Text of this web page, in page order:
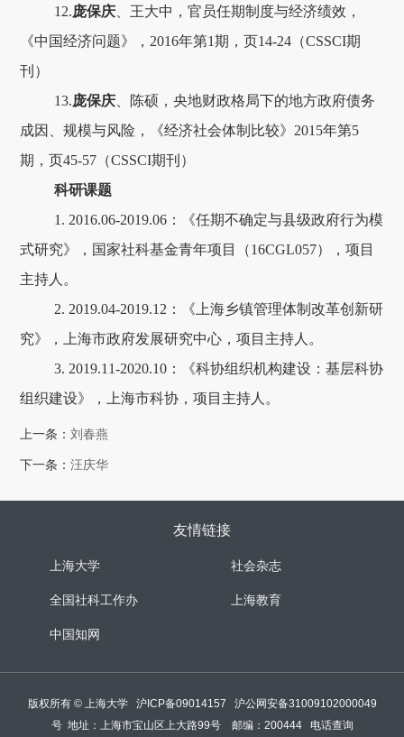
12.庞保庆、王大中，官员任期制度与经济绩效，
《中国经济问题》，2016年第1期，页14-24（CSSCI期
刊）
13.庞保庆、陈硕，央地财政格局下的地方政府债务
成因、规模与风险，《经济社会体制比较》2015年第5
期，页45-57（CSSCI期刊）
科研课题
1. 2016.06-2019.06：《任期不确定与县级政府行为模
式研究》，国家社科基金青年项目（16CGL057），项目
主持人。
2. 2019.04-2019.12：《上海乡镇管理体制改革创新研
究》，上海市政府发展研究中心，项目主持人。
3. 2019.11-2020.10：《科协组织机构建设：基层科协
组织建设》，上海市科协，项目主持人。
上一条：刘春燕
下一条：汪庆华
友情链接
上海大学 社会杂志
全国社科工作办 上海教育
中国知网
版权所有 ©上海大学 沪ICP备09014157
沪公网安备31009102000049
号地址：上海市宝山区上大路99号 邮编：200444 电话查询